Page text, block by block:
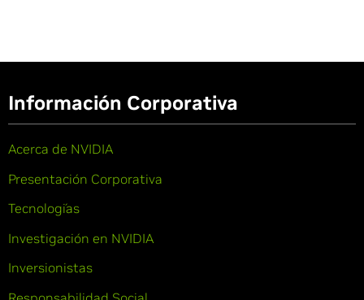
Información Corporativa
Acerca de NVIDIA
Presentación Corporativa
Tecnologías
Investigación en NVIDIA
Inversionistas